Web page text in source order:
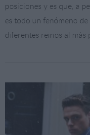
posiciones y es que, a
es todo un fenómeno
diferentes reinos al más